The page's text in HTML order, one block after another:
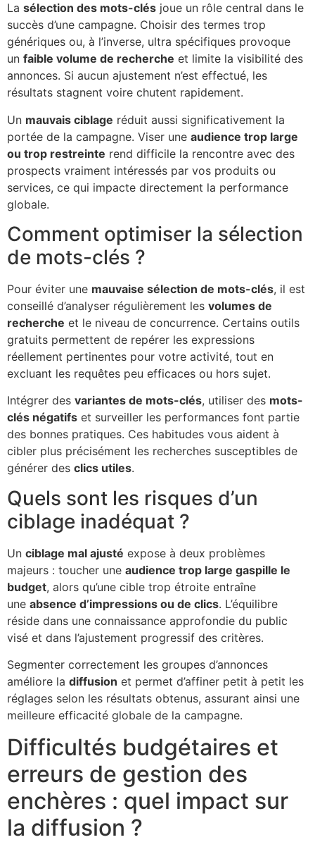
La sélection des mots-clés joue un rôle central dans le
succès d’une campagne. Choisir des termes trop
génériques ou, à l’inverse, ultra spécifiques provoque
un faible volume de recherche et limite la visibilité des
annonces. Si aucun ajustement n’est effectué, les
résultats stagnent voire chutent rapidement.
Un mauvais ciblage réduit aussi significativement la
portée de la campagne. Viser une audience trop large
ou trop restreinte rend difficile la rencontre avec des
prospects vraiment intéressés par vos produits ou
services, ce qui impacte directement la performance
globale.
Comment optimiser la sélection
de mots-clés ?
Pour éviter une mauvaise sélection de mots-clés, il est
conseillé d’analyser régulièrement les volumes de
recherche et le niveau de concurrence. Certains outils
gratuits permettent de repérer les expressions
réellement pertinentes pour votre activité, tout en
excluant les requêtes peu efficaces ou hors sujet.
Intégrer des variantes de mots-clés, utiliser des mots-
clés négatifs et surveiller les performances font partie
des bonnes pratiques. Ces habitudes vous aident à
cibler plus précisément les recherches susceptibles de
générer des clics utiles.
Quels sont les risques d’un
ciblage inadéquat ?
Un ciblage mal ajusté expose à deux problèmes
majeurs : toucher une audience trop large gaspille le
budget, alors qu’une cible trop étroite entraîne
une absence d’impressions ou de clics. L’équilibre
réside dans une connaissance approfondie du public
visé et dans l’ajustement progressif des critères.
Segmenter correctement les groupes d’annonces
améliore la diffusion et permet d’affiner petit à petit les
réglages selon les résultats obtenus, assurant ainsi une
meilleure efficacité globale de la campagne.
Difficultés budgétaires et
erreurs de gestion des
enchères : quel impact sur
la diffusion ?